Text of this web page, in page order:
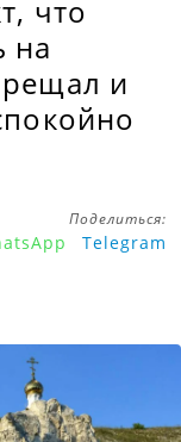
что
на
и
Поделиться:
Telegram